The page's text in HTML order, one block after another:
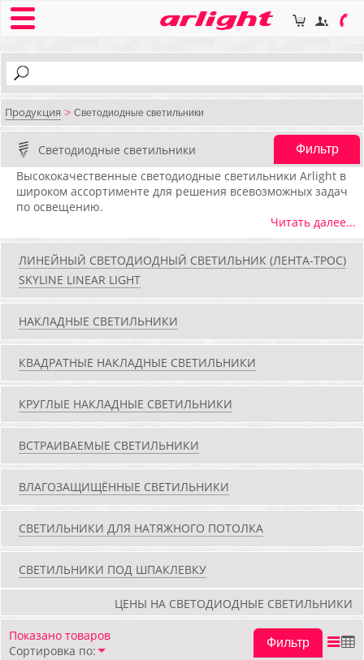
Продукция > Светодиодные светильники
Фильтр
Светодиодные светильники
Высококачественные светодиодные светильники Arlight в
широком ассортименте для решения всевозможных задач
по освещению.
Читать далее...
ЛИНЕЙНЫЙ СВЕТОДИОДНЫЙ СВЕТИЛЬНИК (ЛЕНТА-ТРОС)
SKYLINE LINEAR LIGHT
НАКЛАДНЫЕ СВЕТИЛЬНИКИ
КВАДРАТНЫЕ НАКЛАДНЫЕ СВЕТИЛЬНИКИ
КРУГЛЫЕ НАКЛАДНЫЕ СВЕТИЛЬНИКИ
ВСТРАИВАЕМЫЕ СВЕТИЛЬНИКИ
ВЛАГОЗАЩИЩЁННЫЕ СВЕТИЛЬНИКИ
СВЕТИЛЬНИКИ ДЛЯ НАТЯЖНОГО ПОТОЛКА
СВЕТИЛЬНИКИ ПОД ШПАКЛЕВКУ
ЦЕНЫ НА СВЕТОДИОДНЫЕ СВЕТИЛЬНИКИ
Показано товаров
Сортировка по:
Фильтр